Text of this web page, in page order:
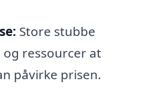
Store stubbe
ressourcer at
påvirke prisen.